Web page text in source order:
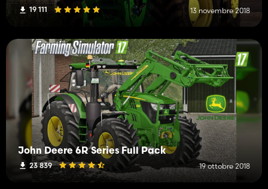
19 111 13 novembre 2018
John Deere 6R Series Full Pack
23 839 19 ottobre 2018